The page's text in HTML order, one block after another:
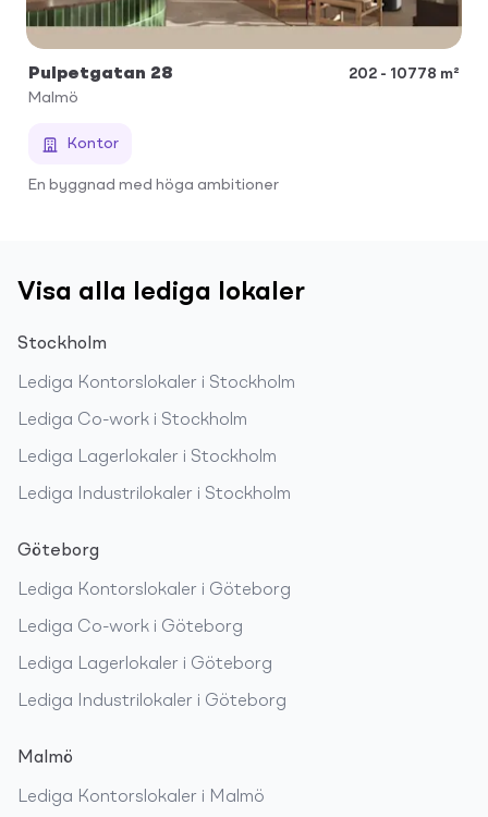
Pulpetgatan 28
202 - 10778 m²
Malmö
Kontor
En byggnad med höga ambitioner
Visa alla lediga lokaler
Stockholm
Lediga Kontorslokaler i Stockholm
Lediga Co-work i Stockholm
Lediga Lagerlokaler i Stockholm
Lediga Industrilokaler i Stockholm
Göteborg
Lediga Kontorslokaler i Göteborg
Lediga Co-work i Göteborg
Lediga Lagerlokaler i Göteborg
Lediga Industrilokaler i Göteborg
Malmö
Lediga Kontorslokaler i Malmö